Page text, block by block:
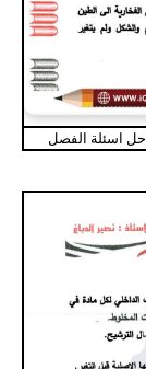
حل اسئلة الفصل